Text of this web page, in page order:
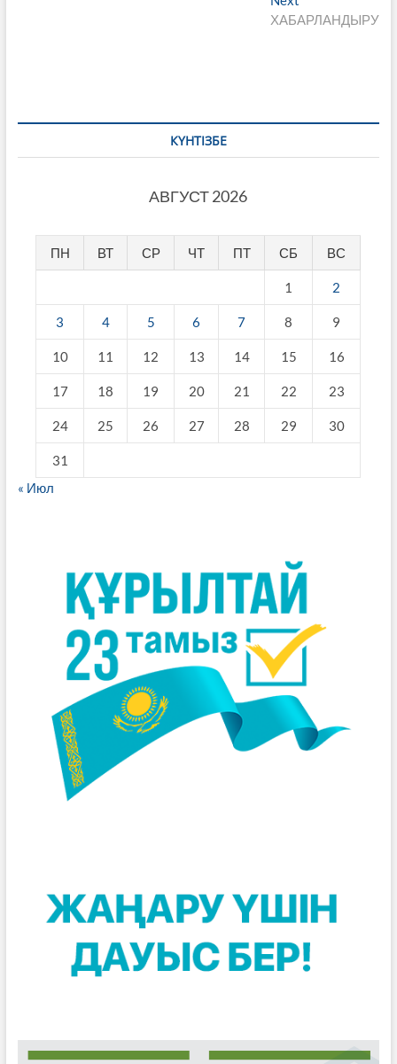
post:
ХАБАРЛАНДЫРУ
КҮНТІЗБЕ
АВГУСТ 2026
ПН ВТ СР ЧТ ПТ СБ ВС
1 2
3 4 5 6 7 8 9
10 11 12 13 14 15 16
17 18 19 20 21 22 23
24 25 26 27 28 29 30
31
« Июл